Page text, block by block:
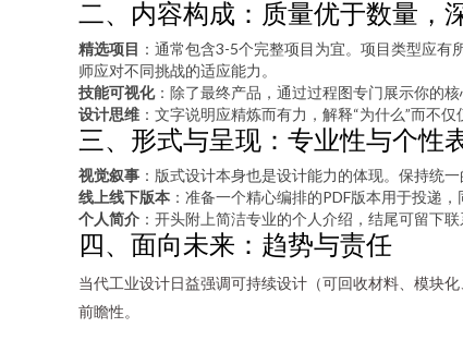
二、内容构成：质量优于数量，
精选项目 ：通常包含3-5个完整项目为宜。项目类型应
师应对不同挑战的适应能力。
技能可视化：除了最终产品，通过过程图专门展示你的
设计思维 ：文字说明应精炼而有力，解释“为什么”而不
三、形式与呈现：专业性与个性
视觉叙事 ：版式设计本身也是设计能力的体现。保持统
线上线下版本 ：准备一个精心编排的PDF版本用于投递
个人简介 ：开头附上简洁专业的个人介绍，结尾可留下联
四、面向未来：趋势与责任
当代工业设计日益强调可持续设计（可回收材料、模块
前瞻性。